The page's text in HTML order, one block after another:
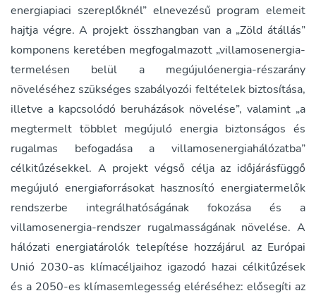
energiapiaci szereplőknél” elnevezésű program elemeit
hajtja végre. A projekt összhangban van a „Zöld átállás”
komponens keretében megfogalmazott „villamosenergia-
termelésen belül a megújulóenergia-részarány
növeléséhez szükséges szabályozói feltételek biztosítása,
illetve a kapcsolódó beruházások növelése”, valamint „a
megtermelt többlet megújuló energia biztonságos és
rugalmas befogadása a villamosenergiahálózatba”
célkitűzésekkel. A projekt végső célja az időjárásfüggő
megújuló energiaforrásokat hasznosító energiatermelők
rendszerbe integrálhatóságának fokozása és a
villamosenergia-rendszer rugalmasságának növelése. A
hálózati energiatárolók telepítése hozzájárul az Európai
Unió 2030-as klímacéljaihoz igazodó hazai célkitűzések
és a 2050-es klímasemlegesség eléréséhez: elősegíti az